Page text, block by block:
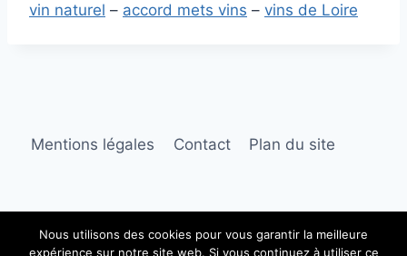
vin naturel – accord mets vins – vins de Loire
Mentions légales Contact Plan du site
Nous utilisons des cookies pour vous garantir la meilleure
expérience sur notre site web. Si vous continuez à utiliser ce